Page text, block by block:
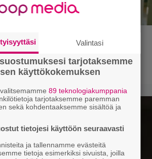
Taideteollisen
Suomen Oscar-
7 Jussi-ehdokkuutta
Valintasi
tarjotaksemme
käyttökokemuksen
89 teknologiakumppania
tarjotaksemme paremman
sekä kohdentaaksemme sisältöä ja
tietojesi käyttöön seuraavasti
ja tallennamme evästeitä
tietoja esimerkiksi sivuista, joilla